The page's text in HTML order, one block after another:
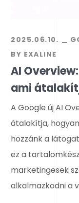
2025.06.10.
BY EXALINE
AI
ami
A Google új AI
átalakítja,
hozzánk a
ez a
marketingesek
alkalmazkodni a